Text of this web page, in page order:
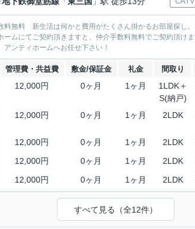
料無料 新生活は何かと費用がたくさん掛かるお部屋探し
ムにてご契約頂きますと、仲介手数料無料でご契約頂け
ンティホームへお任せ下さい！
管理費・共益費 敷金/保証金 礼金 間取り
12,000円 0ヶ月 1ヶ月
1LDK＋
S(納戸)
12,000円 0ヶ月 1ヶ月 2LDK
12,000円 0ヶ月 1ヶ月 2LDK
12,000円 0ヶ月 1ヶ月 2LDK
12,000円 0ヶ月 1ヶ月 2LDK
すべて見る（全12件）